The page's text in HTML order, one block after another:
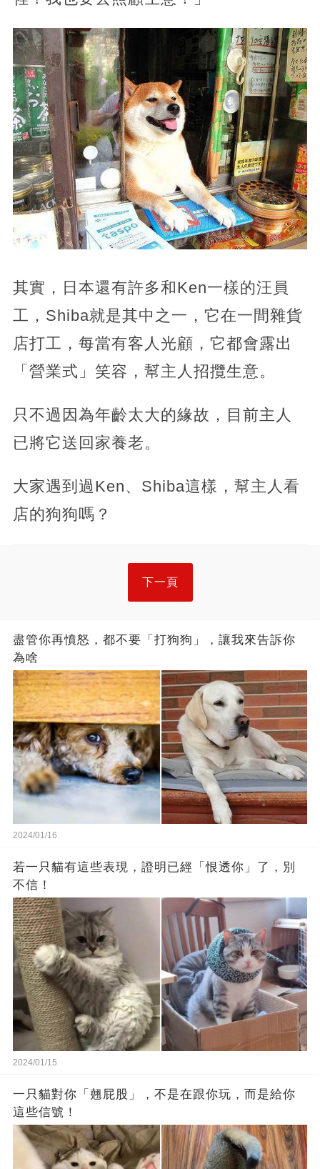
其實，日本還有許多和Ken一樣的汪員
工，Shiba就是其中之一，它在一間雜貨
店打工，每當有客人光顧，它都會露出
「營業式」笑容，幫主人招攬生意。
只不過因為年齡太大的緣故，目前主人
已將它送回家養老。
大家遇到過Ken、Shiba這樣，幫主人看
店的狗狗嗎？
下一頁
盡管你再憤怒，都不要「打狗狗」，讓我來告訴你
為啥
2024/01/16
若一只貓有這些表現，證明已經「恨透你」了，別
不信！
2024/01/15
一只貓對你「翹屁股」，不是在跟你玩，而是給你
這些信號！